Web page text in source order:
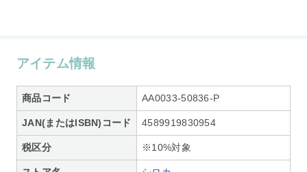
アイテム情報
商品コード AA0033-50836-P
JAN(またはISBN)コード 4589919830954
税区分 ※10%対象